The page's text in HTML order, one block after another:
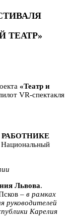
ТЕАТР»
«Театр и
VR-спектакля
Национальный
Львова.
– в рамках
руководителей
Карелия